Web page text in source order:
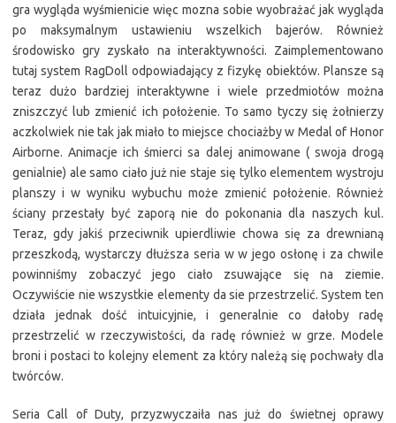
gra wygląda wyśmienicie więc mozna sobie wyobrażać jak wygląda
po maksymalnym ustawieniu wszelkich bajerów. Również
środowisko gry zyskało na interaktywności. Zaimplementowano
tutaj system RagDoll odpowiadający z fizykę obiektów. Plansze są
teraz dużo bardziej interaktywne i wiele przedmiotów można
zniszczyć lub zmienić ich położenie. To samo tyczy się żołnierzy
aczkolwiek nie tak jak miało to miejsce chociażby w Medal of Honor
Airborne. Animacje ich śmierci sa dalej animowane ( swoja drogą
genialnie) ale samo ciało już nie staje się tylko elementem wystroju
planszy i w wyniku wybuchu może zmienić położenie. Również
ściany przestały być zaporą nie do pokonania dla naszych kul.
Teraz, gdy jakiś przeciwnik upierdliwie chowa się za drewnianą
przeszkodą, wystarczy dłuższa seria w w jego osłonę i za chwile
powinniśmy zobaczyć jego ciało zsuwające się na ziemie.
Oczywiście nie wszystkie elementy da sie przestrzelić. System ten
działa jednak dość intuicyjnie, i generalnie co dałoby radę
przestrzelić w rzeczywistości, da radę również w grze. Modele
broni i postaci to kolejny element za który należą się pochwały dla
twórców.
Seria Call of Duty, przyzwyczaiła nas już do świetnej oprawy